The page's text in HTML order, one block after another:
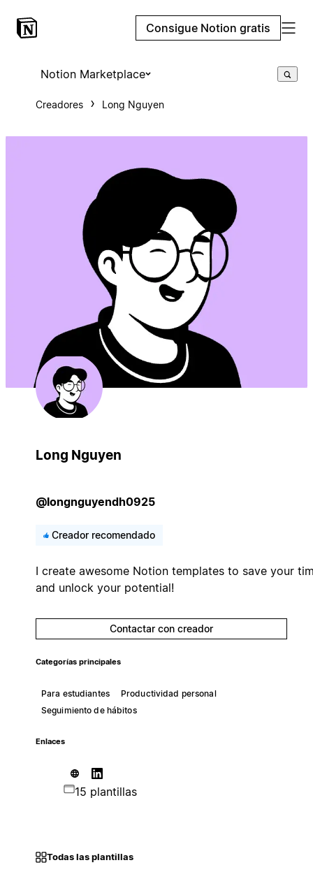
Consigue Notion gratis
Notion Marketplace
Creadores Long Nguyen
Long Nguyen
@longnguyendh0925
Creador recomendado
I create awesome Notion templates to save your
and unlock your potential!
Contactar con creador
Categorías principales
Para estudiantes
Productividad personal
Seguimiento de hábitos
Enlaces
15 plantillas
Todas las plantillas